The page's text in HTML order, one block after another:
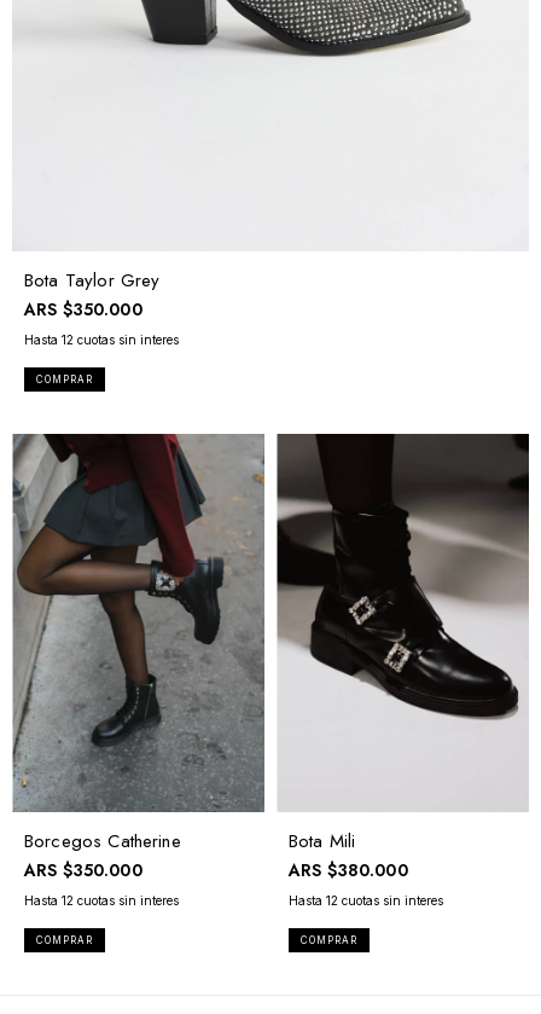
Bota Taylor Grey
ARS $350.000
COMPRAR
Borcegos Catherine
ARS $350.000
COMPRAR
Bota Mili
ARS $380.000
COMPRAR